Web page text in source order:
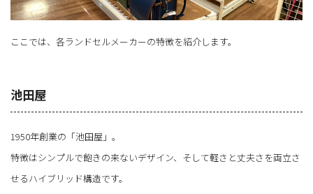
ここでは、各ランドセルメーカーの特徴を紹介します。
池田屋
1950年創業の「池田屋」。
特徴はシンプルで飽きの来ないデザイン、そして軽さと丈夫さを両立さ
せるハイブリッド構造です。